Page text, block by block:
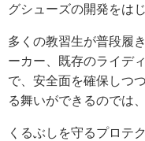
グシューズの開発をは
多くの教習生が普段履
ーカー、既存のライデ
で、安全面を確保しつ
る舞いができるのでは
くるぶしを守るプロテ